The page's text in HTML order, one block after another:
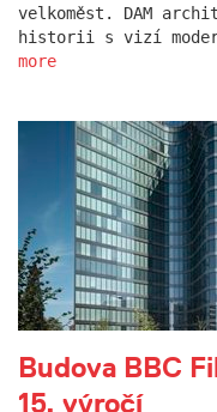
velkoměst. DAM
historii s vizí
more
Budova BBC
15. výročí